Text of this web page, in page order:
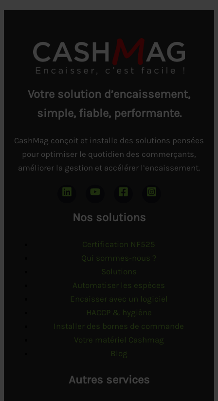
Votre solution d’encaissement,
simple, fiable, performante.
CashMag conçoit et installe des solutions pensées
pour optimiser le quotidien des commerçants,
améliorer la gestion et accélérer l’encaissement.
Nos solutions
Certification NF525
Qui sommes-nous ?
Solutions
Automatiser les espèces
Encaisser avec un logiciel
HACCP & hygiène
Installer des bornes de commande
Votre matériel Cashmag
Blog
Autres services